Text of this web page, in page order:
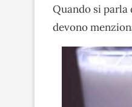
Quando si
devono